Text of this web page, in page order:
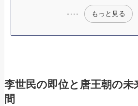
もっと見る
李世民の即位と唐王朝の未
間